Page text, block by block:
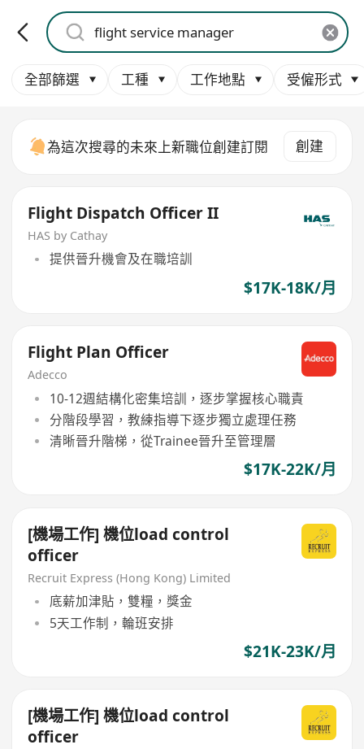
全部篩選 工種 工作地點 受僱形式
為這次搜尋的未來上新職位創建訂閱 創建
Flight Dispatch Officer II
HAS by Cathay
提供晉升機會及在職培訓
$17K-18K/月
Flight Plan Officer
Adecco
10-12週結構化密集培訓，逐步掌握核心職責
分階段學習，教練指導下逐步獨立處理任務
清晰晉升階梯，從Trainee晉升至管理層
$17K-22K/月
[機場工作] 機位load control
officer
Recruit Express (Hong Kong) Limited
底薪加津貼，雙糧，獎金
5天工作制，輪班安排
$21K-23K/月
[機場工作] 機位load control
officer